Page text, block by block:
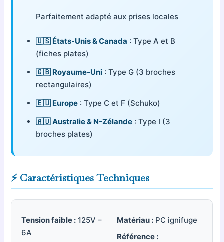
Parfaitement adapté aux prises locales
🇺🇸 États-Unis & Canada : Type A et B
(fiches plates)
🇬🇧 Royaume-Uni : Type G (3 broches
rectangulaires)
🇪🇺 Europe : Type C et F (Schuko)
🇦🇺 Australie & N-Zélande : Type I (3
broches plates)
⚡ Caractéristiques Techniques
Tension faible : 125V –
6A
Matériau : PC ignifuge
Référence :